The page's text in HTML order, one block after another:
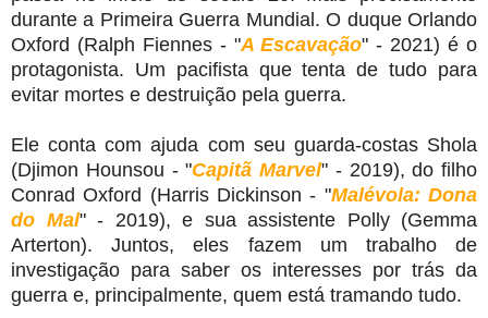
durante a Primeira Guerra Mundial. O duque Orlando
Oxford (Ralph Fiennes - "A Escavação" - 2021) é o
protagonista. Um pacifista que tenta de tudo para
evitar mortes e destruição pela guerra.
Ele conta com ajuda com seu guarda-costas Shola
(Djimon Hounsou - "Capitã Marvel" - 2019), do filho
Conrad Oxford (Harris Dickinson - "Malévola: Dona
do Mal" - 2019), e sua assistente Polly (Gemma
Arterton). Juntos, eles fazem um trabalho de
investigação para saber os interesses por trás da
guerra e, principalmente, quem está tramando tudo.